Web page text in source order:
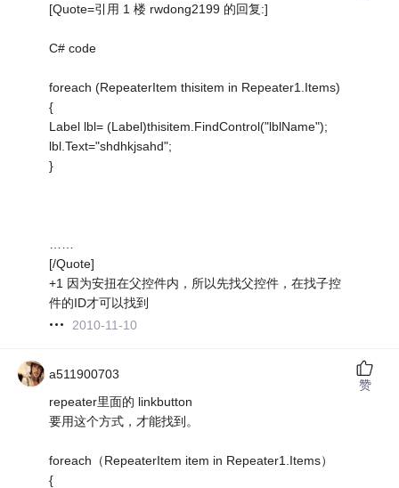
[Quote=引用 1 楼 rwdong2199 的回复:]
C# code
foreach (RepeaterItem thisitem in Repeater1.Items)
{
Label lbl= (Label)thisitem.FindControl("lblName");
lbl.Text="shdhkjsahd";
}
[/Quote]
+1 因为安扭在父控件内，所以先找父控件，在找子控
件的ID才可以找到
2010-11-10
a511900703
repeater里面的 linkbutton
要用这个方式，才能找到。
foreach（RepeaterItem item in Repeater1.Items）
{
赞